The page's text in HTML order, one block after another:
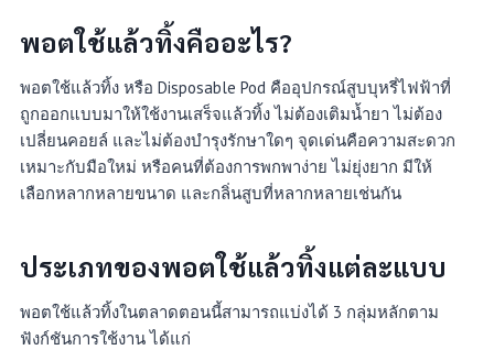
พอตใช้แล้วทิ้งคืออะไร?
พอตใช้แล้วทิ้ง หรือ Disposable Pod คืออุปกรณ์สูบบุหรี่ไฟฟ้าที่
ถูกออกแบบมาให้ใช้งานเสร็จแล้วทิ้ง ไม่ต้องเติมน้ำยา ไม่ต้อง
เปลี่ยนคอยล์ และไม่ต้องบำรุงรักษาใดๆ จุดเด่นคือความสะดวก
เหมาะกับมือใหม่ หรือคนที่ต้องการพกพาง่าย ไม่ยุ่งยาก มีให้
เลือกหลากหลายขนาด และกลิ่นสูบที่หลากหลายเช่นกัน
ประเภทของพอตใช้แล้วทิ้งแต่ละแบบ
พอตใช้แล้วทิ้งในตลาดตอนนี้สามารถแบ่งได้ 3 กลุ่มหลักตาม
ฟังก์ชันการใช้งาน ได้แก่